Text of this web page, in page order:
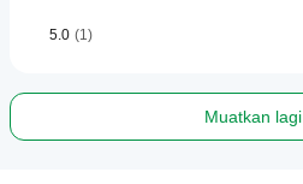
5.0 (1)
Muatkan lagi